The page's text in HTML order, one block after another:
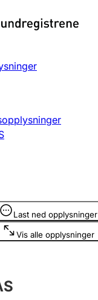
til
slette
slette
Last ned opplysninger
Vis alle opplysninger